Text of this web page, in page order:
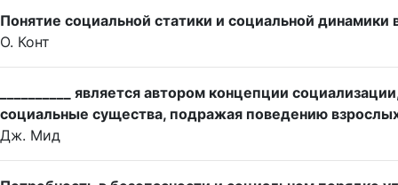
Понятие социальной статики и социальной динамики
О. Конт
__________ является автором концепции
социальные существа, подражая поведению
Дж. Мид